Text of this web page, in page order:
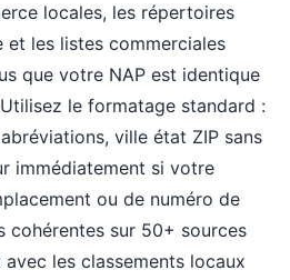
locales, les répertoires
et les listes commerciales
que votre NAP est identique
le formatage standard :
ville état ZIP sans
immédiatement si votre
ou de numéro de
cohérentes sur 50+ sources
les classements locaux